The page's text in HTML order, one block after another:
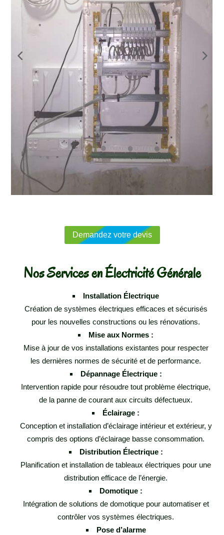
Nos Services en Électricité Générale
Installation Électrique
Création de systèmes électriques efficaces et sécurisés
pour les nouvelles constructions ou les rénovations.
Mise aux Normes :
Mise à jour de vos installations existantes pour respecter
les dernières normes de sécurité et de performance.
Dépannage Électrique :
Intervention rapide pour résoudre tout problème électrique,
de la panne de courant aux circuits défectueux.
Éclairage :
Conception et installation d’éclairage intérieur et extérieur, y
compris des options d’éclairage basse consommation.
Distribution Électrique :
Planification et installation de tableaux électriques pour une
distribution efficace de l’énergie.
Domotique :
Intégration de solutions de domotique pour automatiser et
contrôler vos systèmes électriques.
Pose d’alarme
Demandez votre devis